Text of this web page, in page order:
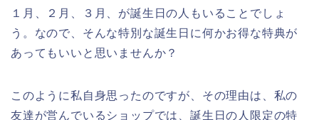
１月、２月、３月、が誕生日の人もいることでしょ
う。なので、そんな特別な誕生日に何かお得な特典が
あってもいいと思いませんか？
このように私自身思ったのですが、その理由は、私の
友達が営んでいるショップでは、誕生日の人限定の特